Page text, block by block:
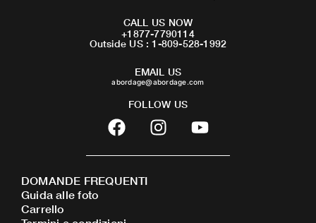
CALL US NOW
+1877-7790114
Outside US : 1-809-528-1992
EMAIL US
abordage@abordage.com
FOLLOW US
F
a
c
b
I
n
s
Y
o
u
DOMANDE FREQUENTI
Guida alle foto
Carrello